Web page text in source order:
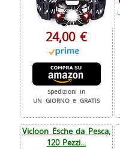
24,00 €
Spedizioni in
UN GIORNO e GRATIS
Vicloon Esche da Pesca,
120 Pezzi...